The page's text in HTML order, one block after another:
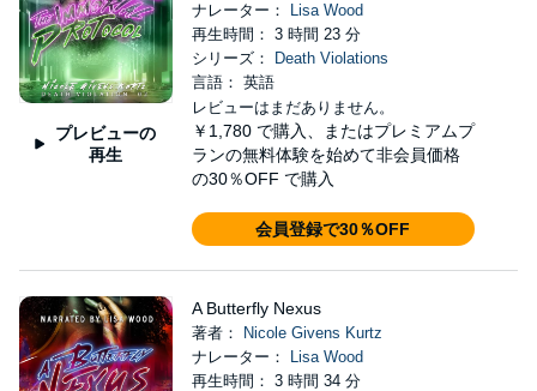
プレビューの
再生
ナレーター：
Lisa Wood
再生時間： 3 時間 23 分
シリーズ：
Death Violations
言語： 英語
レビューはまだありません。
￥1,780 で購入、またはプレミアムプ
ランの無料体験を始めて非会員価格
の30％OFF で購入
会員登録で30％OFF
A Butterfly Nexus
著者：
Nicole Givens Kurtz
ナレーター：
Lisa Wood
再生時間： 3 時間 34 分